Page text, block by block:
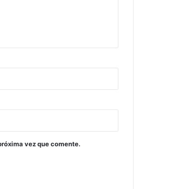
vez que comente.